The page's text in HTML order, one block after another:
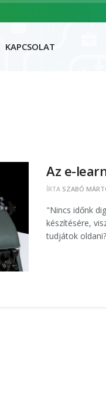
KAPCSOLAT
Az e-
ÍRTA SZABÓ
"Nincs időnk
készítésére,
tudjátok